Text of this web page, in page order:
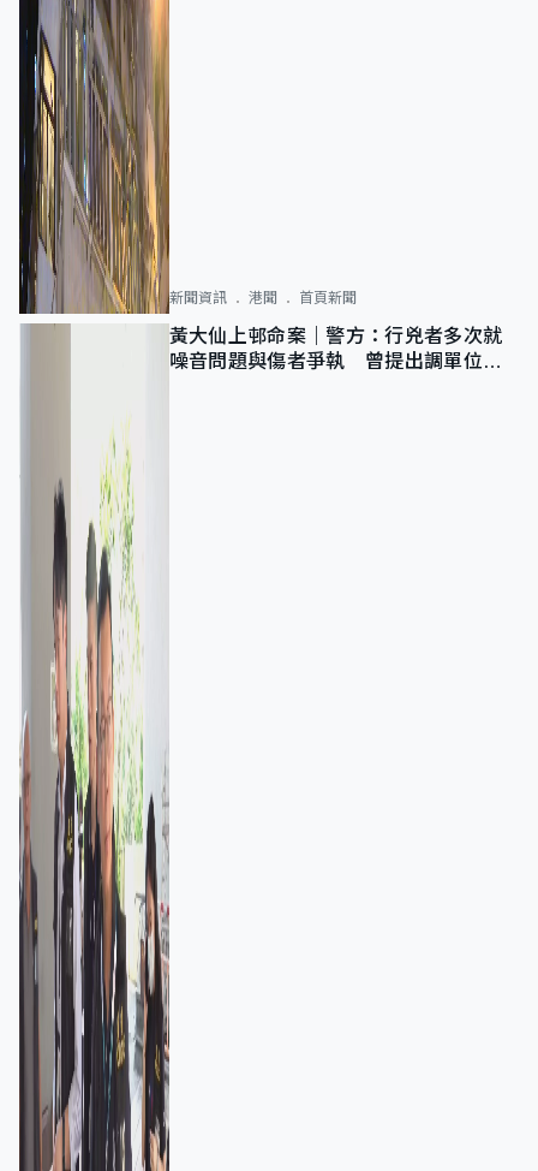
新聞資訊 港聞 首頁新聞
黃大仙上邨命案｜警方：行兇者多次就
噪音問題與傷者爭執 曾提出調單位已